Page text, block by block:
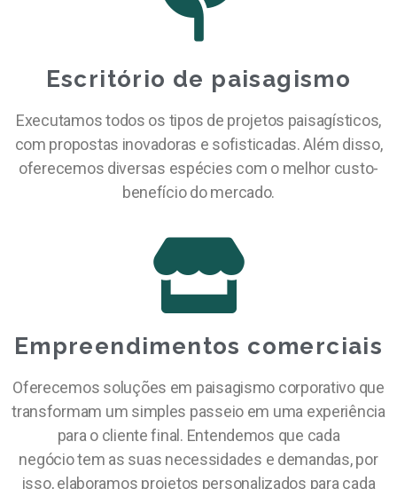
Escritório de paisagismo
Executamos todos os tipos de projetos paisagísticos,
com propostas inovadoras e sofisticadas. Além disso,
oferecemos diversas espécies com o melhor custo-
benefício do mercado.
Empreendimentos comerciais
Oferecemos soluções em paisagismo corporativo que
transformam um simples passeio em uma experiência
para o cliente final. Entendemos que cada
negócio tem as suas necessidades e demandas, por
isso, elaboramos projetos personalizados para cada